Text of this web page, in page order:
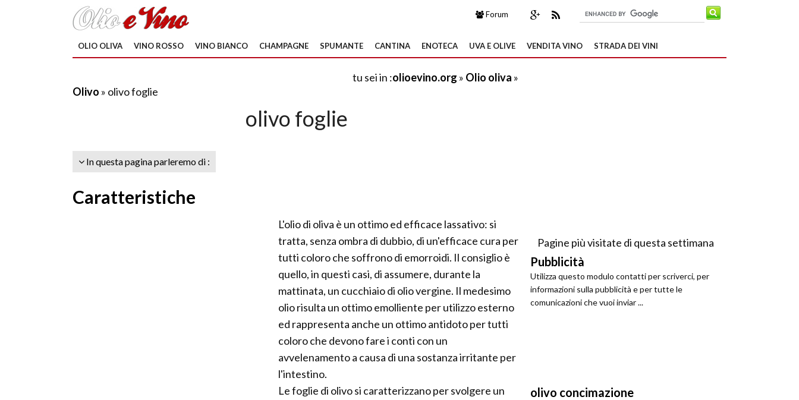
Forum
OLIO OLIVA VINO ROSSO VINO BIANCO CHAMPAGNE SPUMANTE CANTINA ENOTECA UVA E OLIVE VENDITA VINO STRADA DEI VINI
tu sei in :olioevino.org » Olio oliva »
Olivo » olivo foglie
olivo foglie
In questa pagina parleremo di :
Caratteristiche
L'olio di oliva è un ottimo ed efficace lassativo: si
tratta, senza ombra di dubbio, di un'efficace cura per
tutti coloro che soffrono di emorroidi. Il consiglio è
quello, in questi casi, di assumere, durante la
mattinata, un cucchiaio di olio vergine. Il medesimo
olio risulta un ottimo emolliente per utilizzo esterno
ed rappresenta anche un ottimo antidoto per tutti
coloro che devono fare i conti con un
avvelenamento a causa di una sostanza irritante per
l'intestino.
Le foglie di olivo si caratterizzano per svolgere un
Pagine più visitate di questa settimana
Pubblicità
Utilizza questo modulo contatti per scriverci, per
informazioni sulla pubblicità e per tutte le
comunicazioni che vuoi inviar ...
olivo concimazione